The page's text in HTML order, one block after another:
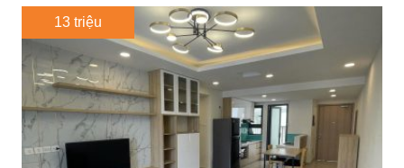
13 triệu